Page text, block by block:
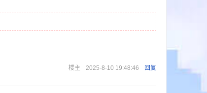
楼主 2025-8-10 19:48:46 回复